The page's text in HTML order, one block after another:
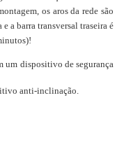
os aros da rede são
a barra transversal traseira é
um dispositivo de segurança
anti-inclinação.